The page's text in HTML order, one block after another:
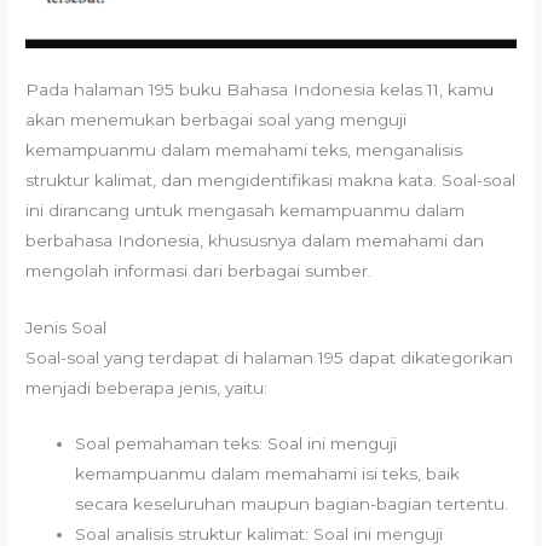
Pada halaman 195 buku Bahasa Indonesia kelas 11, kamu
akan menemukan berbagai soal yang menguji
kemampuanmu dalam memahami teks, menganalisis
struktur kalimat, dan mengidentifikasi makna kata. Soal-soal
ini dirancang untuk mengasah kemampuanmu dalam
berbahasa Indonesia, khususnya dalam memahami dan
mengolah informasi dari berbagai sumber.
Jenis Soal
Soal-soal yang terdapat di halaman 195 dapat dikategorikan
menjadi beberapa jenis, yaitu:
Soal pemahaman teks: Soal ini menguji
kemampuanmu dalam memahami isi teks, baik
secara keseluruhan maupun bagian-bagian tertentu.
Soal analisis struktur kalimat: Soal ini menguji